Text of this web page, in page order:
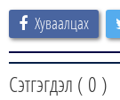
Хуваалцах
Сэтгэгдэл ( 0 )